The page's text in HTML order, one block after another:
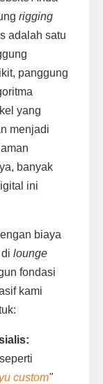
rigging
adalah satu
panggung
yang
menjadi
banyak
ini
biaya
lounge
fondasi
kami
custom"